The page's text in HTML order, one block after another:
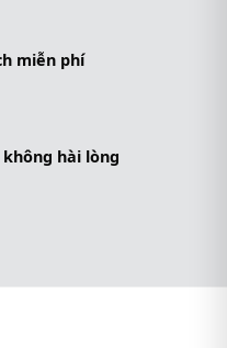
miễn phí
không hài lòng